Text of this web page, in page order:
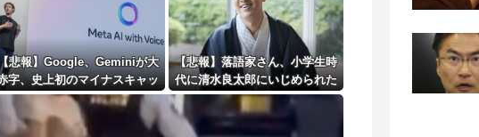
Powered by livedoor 相互RSS
悲報】Google、Geminiが大
字、史上初のマイナスキャッ
シュフローに陥る・・・
【悲報】落語家さん、小学生時
代に清水良太郎にいじめられた
ことを告白